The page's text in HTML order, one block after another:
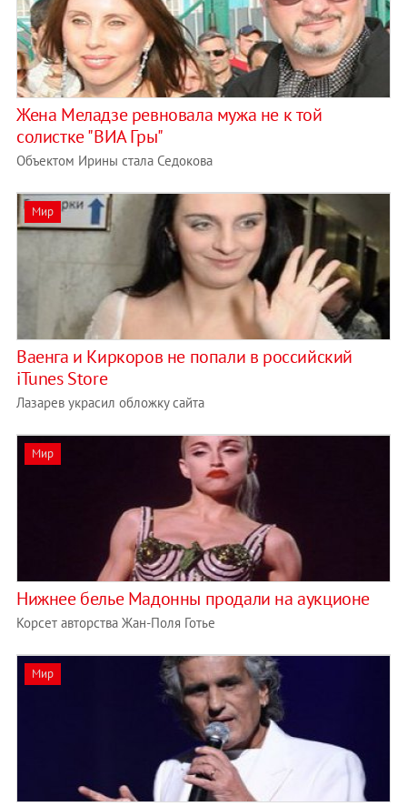
Жена Меладзе ревновала мужа не к той
солистке "ВИА Гры"
Объектом Ирины стала Седокова
Мир
Ваенга и Киркоров не попали в российский
iTunes Store
Лазарев украсил обложку сайта
Мир
Нижнее белье Мадонны продали на аукционе
Корсет авторства Жан-Поля Готье
Мир